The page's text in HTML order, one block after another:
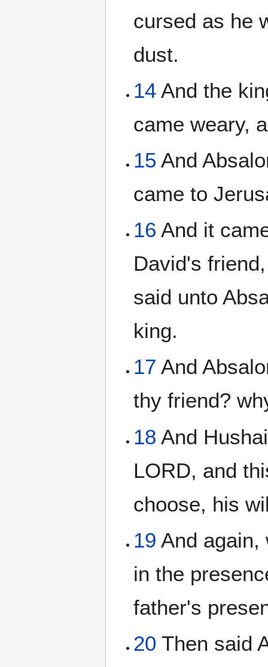
cursed as he
dust.
14 And the
came weary,
15 And
came to
16 And it
David's
said unto
king.
17 And
thy friend?
18 And
LORD, and
choose, his
19 And again,
in the
father's
20 Then said